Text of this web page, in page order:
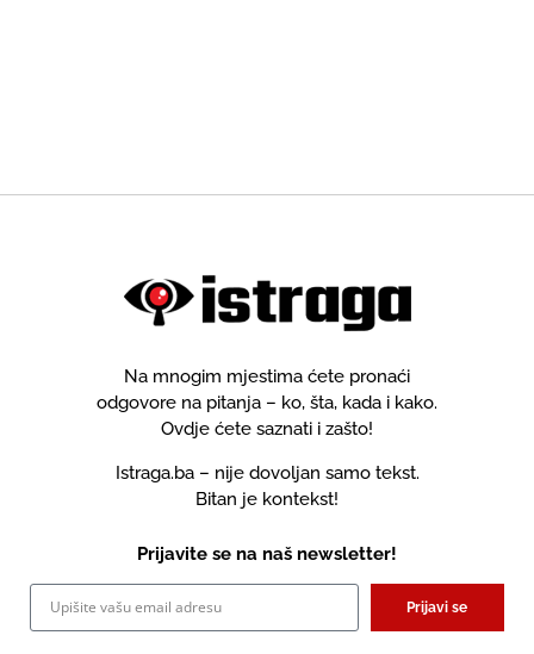
Na mnogim mjestima ćete pronaći
odgovore na pitanja – ko, šta, kada i kako.
Ovdje ćete saznati i zašto!
Istraga.ba – nije dovoljan samo tekst.
Bitan je kontekst!
Prijavite se na naš newsletter!
Prijavi se